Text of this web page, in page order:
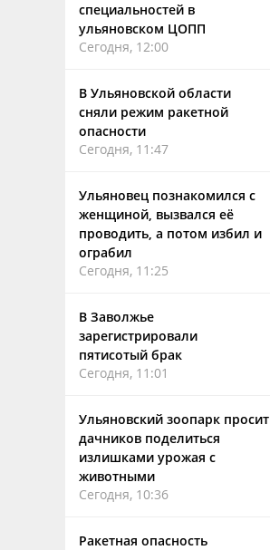
специальностей в
ульяновском ЦОПП
Сегодня, 12:00
В Ульяновской области
сняли режим ракетной
опасности
Сегодня, 11:47
Ульяновец познакомился с
женщиной, вызвался её
проводить, а потом избил и
ограбил
Сегодня, 11:25
В Заволжье
зарегистрировали
пятисотый брак
Сегодня, 11:01
Ульяновский зоопарк просит
дачников поделиться
излишками урожая с
животными
Сегодня, 10:36
Ракетная опасность